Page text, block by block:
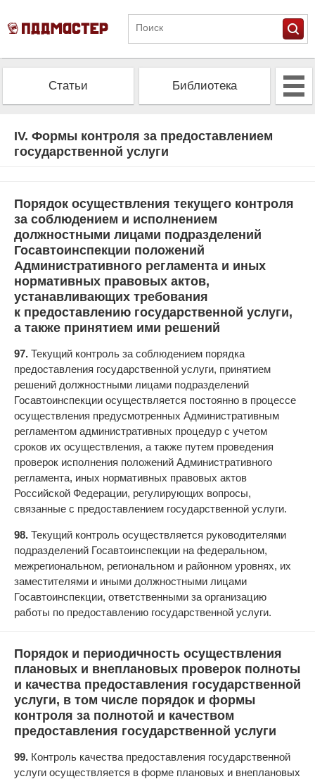
Статьи Библиотека
IV. Формы контроля за предоставлением
государственной услуги
Порядок осуществления текущего контроля
за соблюдением и исполнением
должностными лицами подразделений
Госавтоинспекции положений
Административного регламента и иных
нормативных правовых актов,
устанавливающих требования
к предоставлению государственной услуги,
а также принятием ими решений
97. Текущий контроль за соблюдением порядка
предоставления государственной услуги, принятием
решений должностными лицами подразделений
Госавтоинспекции осуществляется постоянно в процессе
осуществления предусмотренных Административным
регламентом административных процедур с учетом
сроков их осуществления, а также путем проведения
проверок исполнения положений Административного
регламента, иных нормативных правовых актов
Российской Федерации, регулирующих вопросы,
связанные с предоставлением государственной услуги.
98. Текущий контроль осуществляется руководителями
подразделений Госавтоинспекции на федеральном,
межрегиональном, региональном и районном уровнях, их
заместителями и иными должностными лицами
Госавтоинспекции, ответственными за организацию
работы по предоставлению государственной услуги.
Порядок и периодичность осуществления
плановых и внеплановых проверок полноты
и качества предоставления государственной
услуги, в том числе порядок и формы
контроля за полнотой и качеством
предоставления государственной услуги
99. Контроль качества предоставления государственной
услуги осуществляется в форме плановых и внеплановых